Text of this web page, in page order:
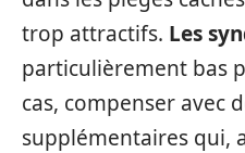
trop attractifs. Les
particulièrement bas
cas, compenser avec
supplémentaires qui,